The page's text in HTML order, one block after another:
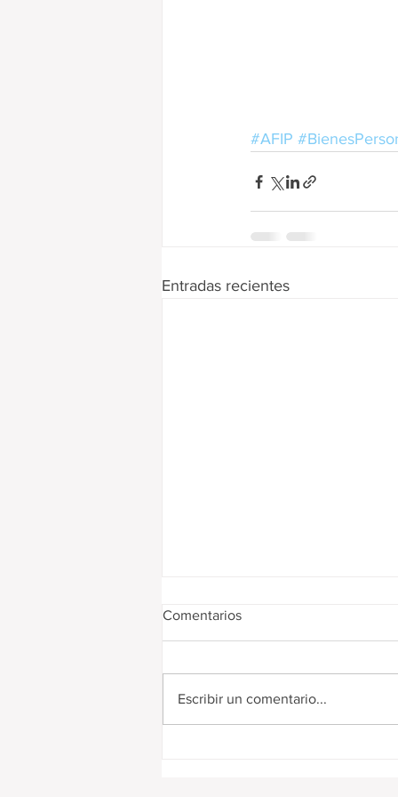
#AFIP
Entradas recientes
Comentarios
Escribir un comentario...